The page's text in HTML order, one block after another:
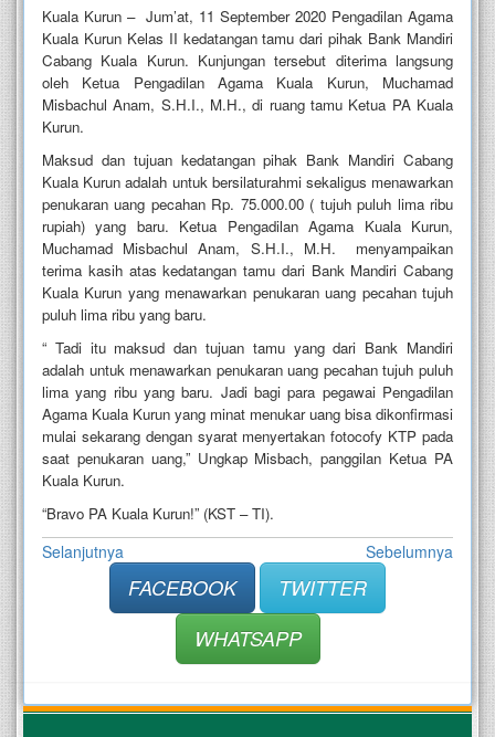
Kuala Kurun – Jum’at, 11 September 2020 Pengadilan Agama
Kuala Kurun Kelas II kedatangan tamu dari pihak Bank Mandiri
Cabang Kuala Kurun. Kunjungan tersebut diterima langsung
oleh Ketua Pengadilan Agama Kuala Kurun, Muchamad
Misbachul Anam, S.H.I., M.H., di ruang tamu Ketua PA Kuala
Kurun.
Maksud dan tujuan kedatangan pihak Bank Mandiri Cabang
Kuala Kurun adalah untuk bersilaturahmi sekaligus menawarkan
penukaran uang pecahan Rp. 75.000.00 ( tujuh puluh lima ribu
rupiah) yang baru. Ketua Pengadilan Agama Kuala Kurun,
Muchamad Misbachul Anam, S.H.I., M.H. menyampaikan
terima kasih atas kedatangan tamu dari Bank Mandiri Cabang
Kuala Kurun yang menawarkan penukaran uang pecahan tujuh
puluh lima ribu yang baru.
“ Tadi itu maksud dan tujuan tamu yang dari Bank Mandiri
adalah untuk menawarkan penukaran uang pecahan tujuh puluh
lima yang ribu yang baru. Jadi bagi para pegawai Pengadilan
Agama Kuala Kurun yang minat menukar uang bisa dikonfirmasi
mulai sekarang dengan syarat menyertakan fotocofy KTP pada
saat penukaran uang,” Ungkap Misbach, panggilan Ketua PA
Kuala Kurun.
“Bravo PA Kuala Kurun!” (KST – TI).
Selanjutnya Sebelumnya
FACEBOOK
TWITTER
WHATSAPP